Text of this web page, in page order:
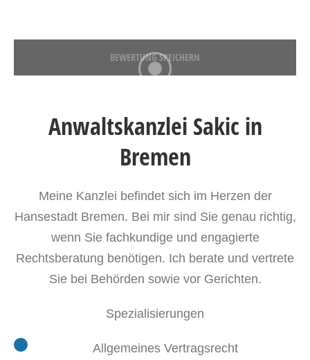
BEWERTUNG SPEICHERN
Anwaltskanzlei Sakic in
Bremen
Meine Kanzlei befindet sich im Herzen der
Hansestadt Bremen. Bei mir sind Sie genau richtig,
wenn Sie fachkundige und engagierte
Rechtsberatung benötigen. Ich berate und vertrete
Sie bei Behörden sowie vor Gerichten.
Spezialisierungen
Allgemeines Vertragsrecht